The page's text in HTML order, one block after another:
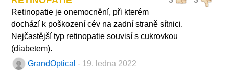
Retinopatie je onemocnění, při kterém
dochází k poškození cév na zadní straně sítnici.
Nejčastější typ retinopatie souvisí s cukrovkou
(diabetem).
GrandOptical - 19. ledna 2022